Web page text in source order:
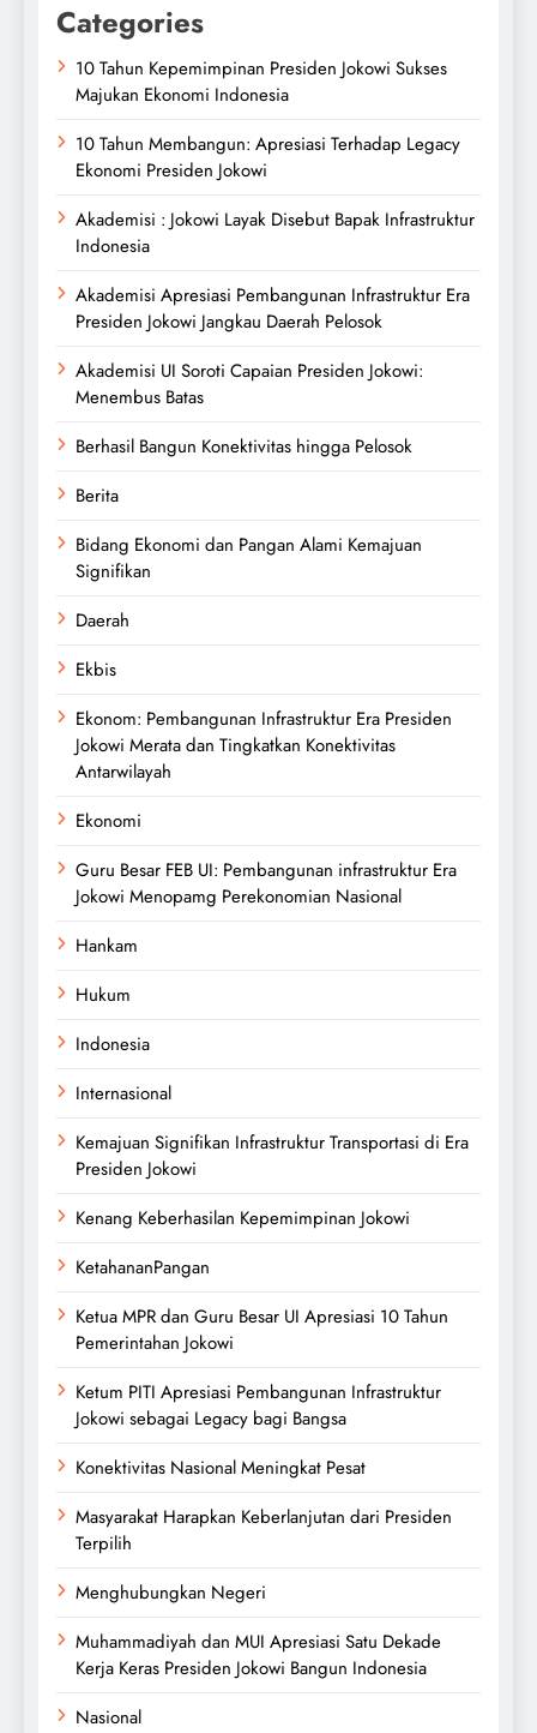
Categories
10 Tahun Kepemimpinan Presiden Jokowi Sukses
Majukan Ekonomi Indonesia
10 Tahun Membangun: Apresiasi Terhadap Legacy
Ekonomi Presiden Jokowi
Akademisi : Jokowi Layak Disebut Bapak Infrastruktur
Indonesia
Akademisi Apresiasi Pembangunan Infrastruktur Era
Presiden Jokowi Jangkau Daerah Pelosok
Akademisi UI Soroti Capaian Presiden Jokowi:
Menembus Batas
Berhasil Bangun Konektivitas hingga Pelosok
Berita
Bidang Ekonomi dan Pangan Alami Kemajuan
Signifikan
Daerah
Ekbis
Ekonom: Pembangunan Infrastruktur Era Presiden
Jokowi Merata dan Tingkatkan Konektivitas
Antarwilayah
Ekonomi
Guru Besar FEB UI: Pembangunan infrastruktur Era
Jokowi Menopamg Perekonomian Nasional
Hankam
Hukum
Indonesia
Internasional
Kemajuan Signifikan Infrastruktur Transportasi di Era
Presiden Jokowi
Kenang Keberhasilan Kepemimpinan Jokowi
KetahananPangan
Ketua MPR dan Guru Besar UI Apresiasi 10 Tahun
Pemerintahan Jokowi
Ketum PITI Apresiasi Pembangunan Infrastruktur
Jokowi sebagai Legacy bagi Bangsa
Konektivitas Nasional Meningkat Pesat
Masyarakat Harapkan Keberlanjutan dari Presiden
Terpilih
Menghubungkan Negeri
Muhammadiyah dan MUI Apresiasi Satu Dekade
Kerja Keras Presiden Jokowi Bangun Indonesia
Nasional